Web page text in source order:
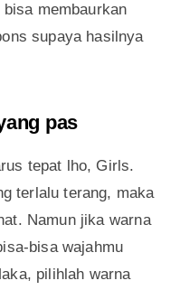
membaurkan
supaya hasilnya
pas
tepat lho, Girls.
terlalu terang, maka
Namun jika warna
bisa wajahmu
pilihlah warna